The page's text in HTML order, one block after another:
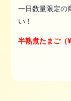
一日数量限定の
い！
半熟煮たまご（